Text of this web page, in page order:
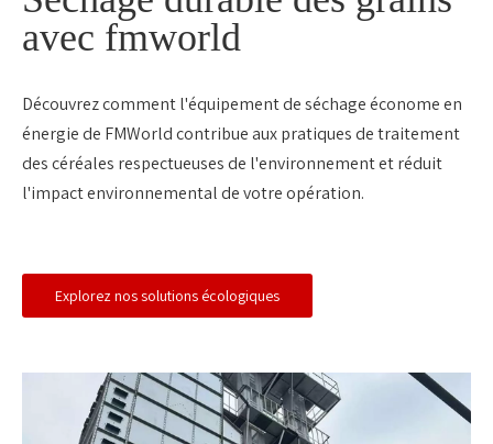
avec fmworld
Découvrez comment l'équipement de séchage économe en
énergie de FMWorld contribue aux pratiques de traitement
des céréales respectueuses de l'environnement et réduit
l'impact environnemental de votre opération.
Explorez nos solutions écologiques